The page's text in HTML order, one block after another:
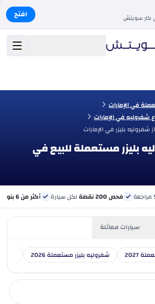
كار سويتش افتح
في الإمارات
في الإمارات
بليزر في الإمارات
بليزر مستعملة للبيع في
فحص 200 نقطة لكل سيارة أكثر من 6 بنوك
سيارات مماثلة
2027 شفروليه بليزر مستعملة 2026